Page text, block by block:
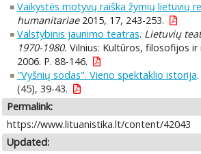
Vaikystės motyvų raiška žymių lietuvių
humanitariae2015, 17, 243-253.
Valstybinis jaunimo teatras. Lietuvių
1970-1980. Vilnius: Kultūros, filosofijos
2006. P. 88-146.
"Vyšnių sodas". Vieno spektaklio istorija.
(45), 39-43.
Permalink:
https://www.lituanistika.lt/content/42043
Updated: